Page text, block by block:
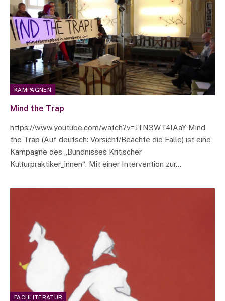
KAMPAGNEN
Mind the Trap
https://www.youtube.com/watch?v=JTN3WT4lAaY Mind
the Trap (Auf deutsch: Vorsicht/Beachte die Falle) ist eine
Kampagne des „Bündnisses Kritischer
Kulturpraktiker_innen“. Mit einer Intervention zur…
FACHLITERATUR